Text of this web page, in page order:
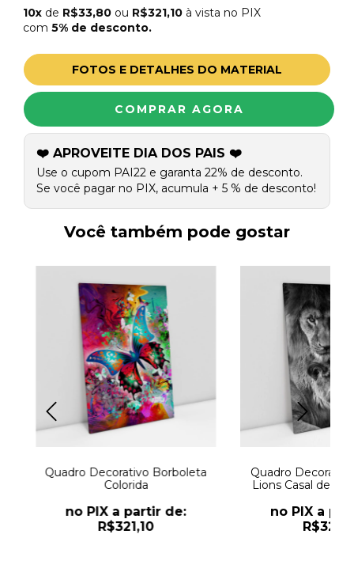
10x de R$33,80 ou R$321,10 à vista no PIX
com 5% de desconto.
FOTOS E DETALHES DO MATERIAL
❤️ APROVEITE DIA DOS PAIS ❤️
Use o cupom PAI22 e garanta 22% de desconto.
Se você pagar no PIX, acumula + 5 % de desconto!
Você também pode gostar
Quadro Decorativo Borboleta
Colorida
no PIX a partir de:
R$321,10
Quadro
Lions Casal de
no PIX a